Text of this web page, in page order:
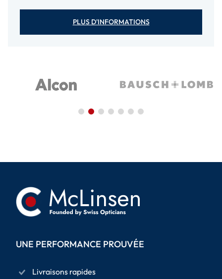
PLUS D'INFORMATIONS
UNE PERFORMANCE PROUVÉE
Livraisons rapides